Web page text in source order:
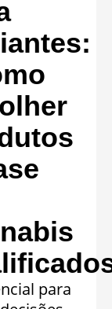
Saiba mais »
para